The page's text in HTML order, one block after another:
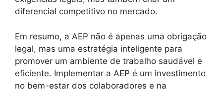
diferencial competitivo no mercado.
Em resumo, a AEP não é apenas uma obrigação
legal, mas uma estratégia inteligente para
promover um ambiente de trabalho saudável e
eficiente. Implementar a AEP é um investimento
no bem-estar dos colaboradores e na